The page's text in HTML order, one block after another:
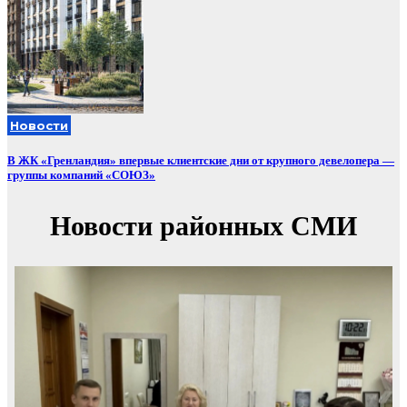
Новости
В ЖК «Гренландия» впервые клиентские дни от крупного девелопера —
группы компаний «СОЮЗ»